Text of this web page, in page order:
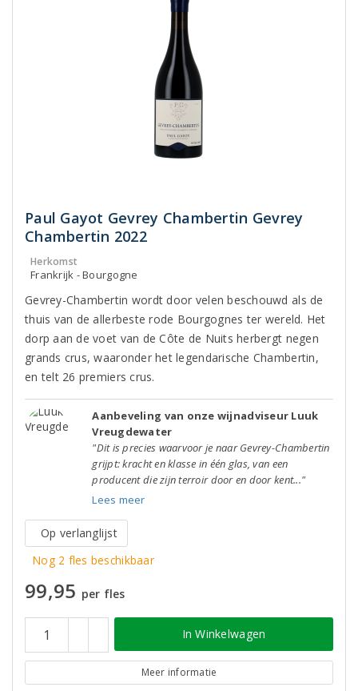
Paul Gayot Gevrey Chambertin Gevrey
Chambertin 2022
Herkomst
Frankrijk - Bourgogne
Gevrey-Chambertin wordt door velen beschouwd als de
thuis van de allerbeste rode Bourgognes ter wereld. Het
dorp aan de voet van de Côte de Nuits herbergt negen
grands crus, waaronder het legendarische Chambertin,
en telt 26 premiers crus.
Aanbeveling van onze wijnadviseur Luuk
Vreugdewater
"Dit is precies waarvoor je naar Gevrey-Chambertin
grijpt: kracht en klasse in één glas, van een
producent die zijn terroir door en door kent..."
Lees meer
Op verlanglijst
Nog 2 fles beschikbaar
99,95 per fles
In Winkelwagen
Meer informatie